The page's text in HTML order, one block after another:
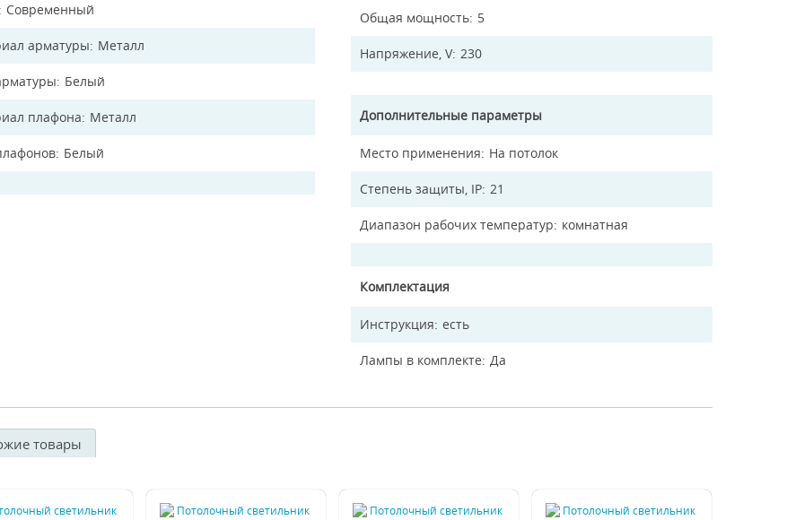
Современный
арматуры Металл
Белый
плафона Металл
Белый
Общая мощность 5
Напряжение, V 230
Дополнительные параметры
Место применения На потолок
Степень защиты, IP 21
Диапазон рабочих температур комнатная
Комплектация
Инструкция есть
Лампы в комплекте Да
товары